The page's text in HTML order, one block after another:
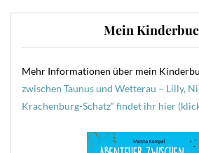
Mein
Mehr Informationen über mein
zwischen Taunus und Wetterau – Lilly,
Krachenburg-Schatz“ findet ihr hier